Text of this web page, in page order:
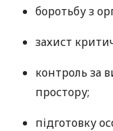
боротьбу з
захист
контроль за
простору;
підготовку